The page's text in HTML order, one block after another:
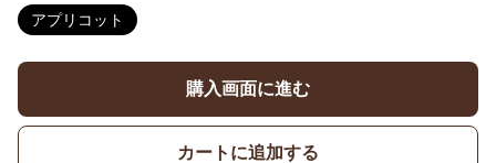
アプリコット
購入画面に進む
カートに追加する